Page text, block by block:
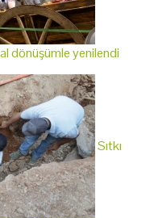
dönüşümle yenilendi
Sıtkı